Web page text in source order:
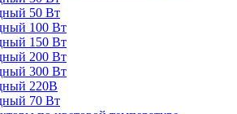
50 Вт
100 Вт
150 Вт
200 Вт
300 Вт
220В
70 Вт